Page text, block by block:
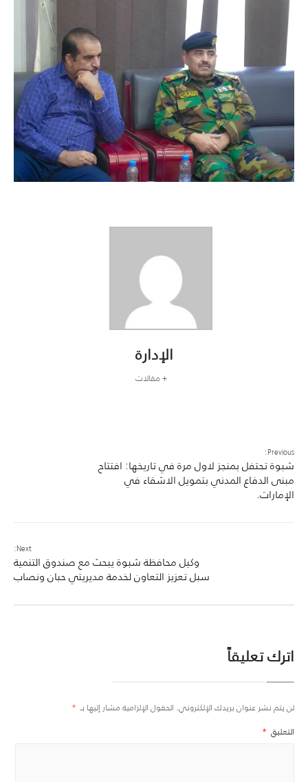
الإدارة
+ مقالات
Previous:
شبوة تحتفل بمنجز لاول مرة في تاريخها: افتتاح
مبنى الدفاع المدني بتمويل الاشقاء في
الإمارات.
Next:
وكيل محافظة شبوة يبحث مع صندوق التنمية
سبل تعزيز التعاون لخدمة مديريتي حبان ونصاب
اترك تعليقاً
لن يتم نشر عنوان بريدك الإلكتروني. الحقول الإلزامية مشار إليها بـ *
التعليق *